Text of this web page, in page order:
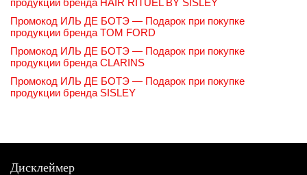
Промокод ИЛЬ ДЕ БОТЭ — Подарок при покупке
продукции бренда TOM FORD
Промокод ИЛЬ ДЕ БОТЭ — Подарок при покупке
продукции бренда CLARINS
Промокод ИЛЬ ДЕ БОТЭ — Подарок при покупке
продукции бренда SISLEY
Дисклеймер